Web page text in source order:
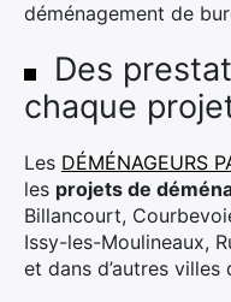
déménagement de
Des
chaque
Les DÉMÉNAGEURS
les projets de
Billancourt,
Issy-les-Moulineaux,
et dans d’autres